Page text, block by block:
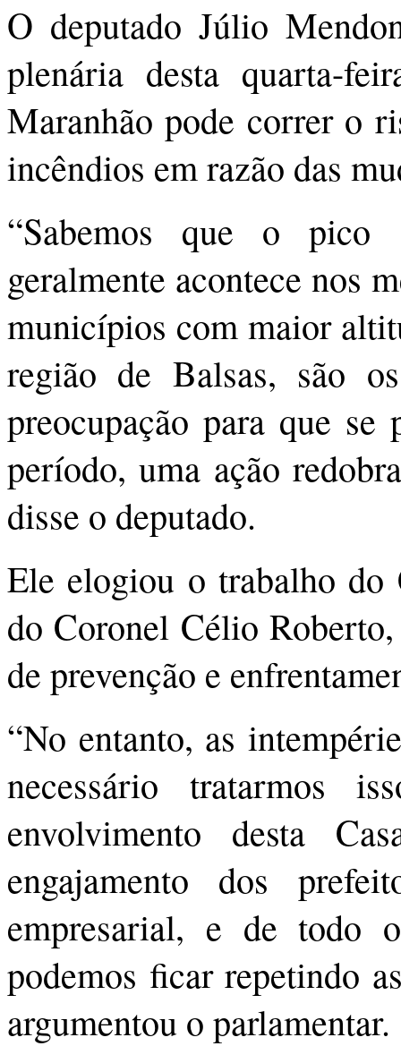
O deputado Júlio
plenária desta quarta-
Maranhão pode correr o
incêndios em razão das
“Sabemos que o pico
geralmente acontece nos
municípios com maior
região de Balsas, são
preocupação para que
período, uma ação
disse o deputado.
Ele elogiou o trabalho do
do Coronel Célio
de prevenção e
“No entanto, as
necessário tratarmos
envolvimento desta
engajamento dos
empresarial, e de todo
podemos ficar repetindo
argumentou o parlamentar.